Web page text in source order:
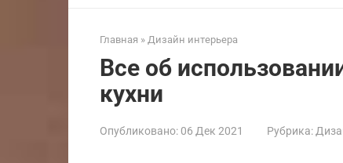
Главная » Дизайн интерьера
Все об
кухни
Опубликовано: 06 Дек 2021 Рубрика: